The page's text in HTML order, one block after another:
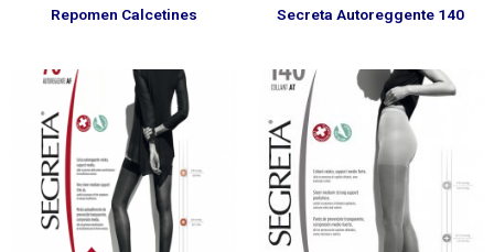
Repomen Calcetines Secreta Autoreggente 140